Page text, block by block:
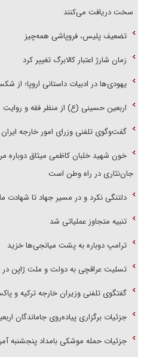
سخت دریافت می‌کنند
تضعیف پلیس، فروپاشی همه‌چیز
زمان شارژ اعتبار کالابرگ تغییر کرد
یهودی‌ها در ادبیات داستانی اروپا؛ از
اربعین حسینی (ع) از منظر فقه و روایت
گفت‌وگوی تلفنی وزرای امور خارجه
خون شهید خلبان کاظمی میثاق دوباره
جان‌نثاری در راه وطن است
دلتنگی نکرد و در مسیر جهاد تا شهادت
تنبیه متجاوز عملیاتی شد
ترامپ دوباره به پشت میانجی‌ها خزید
تسلیت عراقچی به دولت و ملت ژاپن در
گفتگوی تلفنی وزیران خارجه ترکیه و
جزئیات برگزاری پیاده‌روی جاماندگان
جزئیات حمله موشکی بامداد پنجشنبه